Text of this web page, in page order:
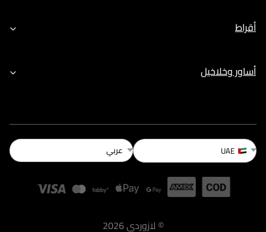
أقراط
أساور وخلاخيل
UAE عربي
© لازوردى2026